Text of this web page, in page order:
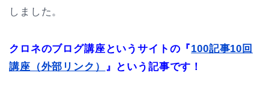
しました。
クロネのブログ講座というサイトの『100記事10回
講座（外部リンク）
』という記事です！